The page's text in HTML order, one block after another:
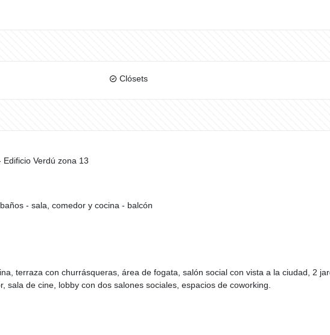
Clósets
Verdú zona 13
- sala, comedor y cocina - balcón
terraza con churrásqueras, área de fogata, salón social con vista a la ciudad, 2
sala de cine, lobby con dos salones sociales, espacios de coworking.